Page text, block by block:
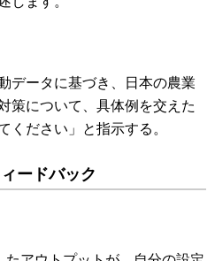
データに基づき、日本の農業
策について、具体例を交えた
ください」と指示する。
ードバック